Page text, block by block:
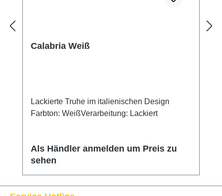
Calabria Weiß
Lackierte Truhe im italienischen Design
Farbton: WeißVerarbeitung: Lackiert
Als Händler anmelden um Preis zu
sehen